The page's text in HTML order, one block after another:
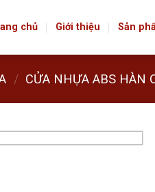
chủ Giới thiệu Sản
/ CỬA NHỰA ABS HÀN